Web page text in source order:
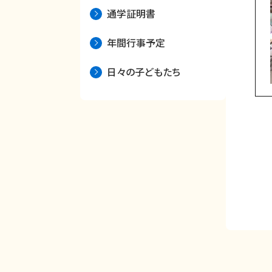
通学証明書
年間行事予定
日々の子どもたち